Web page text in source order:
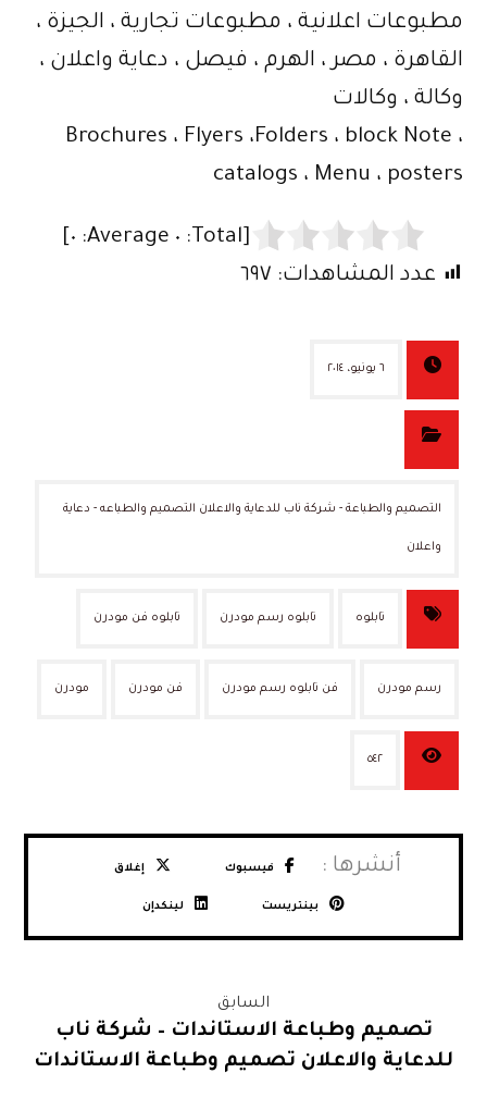
مطبوعات اعلانية ، مطبوعات تجارية ، الجيزة ،
القاهرة ، مصر ، الهرم ، فيصل ، دعاية واعلان ،
وكالة ، وكالات
Brochures ، Flyers ،Folders ، block Note ،
catalogs ، Menu ، posters
[Total: ٠ ٠]
عدد المشاهدات: ٦٩٧
٦ يونيو، ٢٠١٤
التصميم والطباعة - شركة ناب للدعاية والاعلان التصميم والطباعه - دعاية
واعلان
تابلوه تابلوه رسم مودرن تابلوه فن مودرن
رسم مودرن فن تابلوه رسم مودرن فن مودرن مودرن
٥٤٢
فيسبوك إغلاق
بينتريست لينكدإن
السابق
تصميم وطباعة الاستاندات – شركة ناب
للدعاية والاعلان تصميم وطباعة الاستاندات